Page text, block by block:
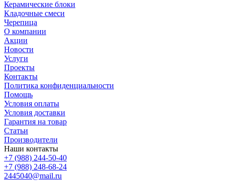
Керамические блоки
Кладочные смеси
Черепица
О компании
Акции
Новости
Услуги
Проекты
Контакты
Политика конфиденциальности
Помощь
Условия оплаты
Условия доставки
Гарантия на товар
Статьи
Производители
Наши контакты
+7 (988) 244-50-40
+7 (988) 248-68-24
2445040@mail.ru